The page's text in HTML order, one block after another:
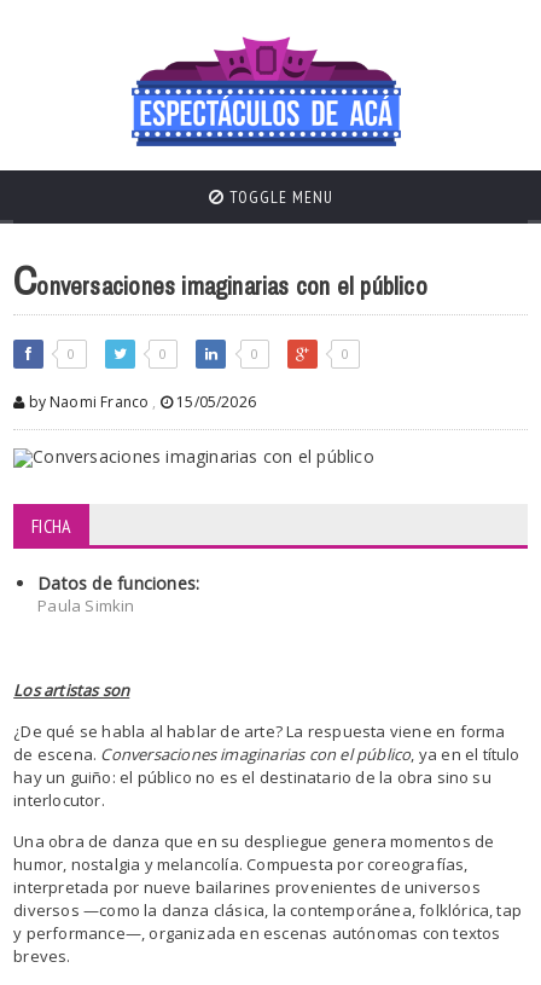
TOGGLE MENU
Conversaciones imaginarias con el público
0 0 0 0
by Naomi Franco , 15/05/2026
FICHA
Datos de funciones:
Paula Simkin
Los artistas son
¿De qué se habla al hablar de arte? La respuesta viene en forma
de escena. Conversaciones imaginarias con el público, ya en el título
hay un guiño: el público no es el destinatario de la obra sino su
interlocutor.
Una obra de danza que en su despliegue genera momentos de
humor, nostalgia y melancolía. Compuesta por coreografías,
interpretada por nueve bailarines provenientes de universos
diversos —como la danza clásica, la contemporánea, folklórica, tap
y performance—, organizada en escenas autónomas con textos
breves.